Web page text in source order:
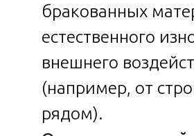
бракованных
естественного
внешнего
(например, от
рядом).